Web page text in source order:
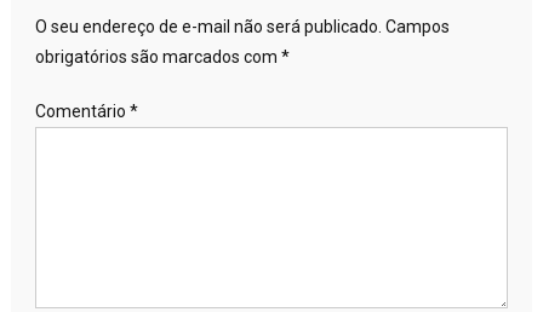
O seu endereço de e-mail não será publicado. Campos
obrigatórios são marcados com *
Comentário *